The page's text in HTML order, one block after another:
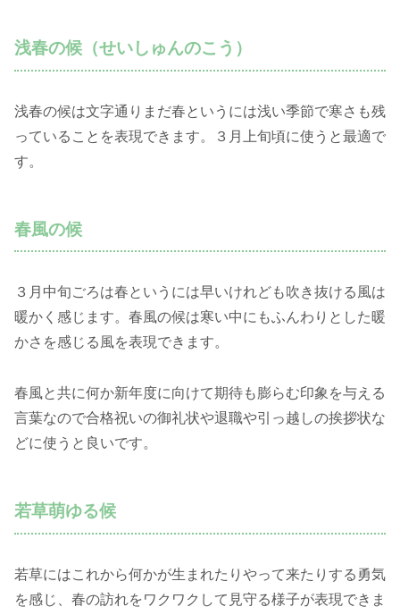
浅春の候（せいしゅんのこう）
浅春の候は文字通りまだ春というには浅い季節で寒さも残
っていることを表現できます。３月上旬頃に使うと最適で
す。
春風の候
３月中旬ごろは春というには早いけれども吹き抜ける風は
暖かく感じます。春風の候は寒い中にもふんわりとした暖
かさを感じる風を表現できます。
春風と共に何か新年度に向けて期待も膨らむ印象を与える
言葉なので合格祝いの御礼状や退職や引っ越しの挨拶状な
どに使うと良いです。
若草萌ゆる候
若草にはこれから何かが生まれたりやって来たりする勇気
を感じ、春の訪れをワクワクして見守る様子が表現できま